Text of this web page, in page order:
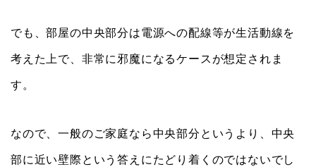
でも、部屋の中央部分は電源への配線等が生活動線を
考えた上で、非常に邪魔になるケースが想定されま
す。
なので、一般のご家庭なら中央部分というより、中央
部に近い壁際という答えにたどり着くのではないでし